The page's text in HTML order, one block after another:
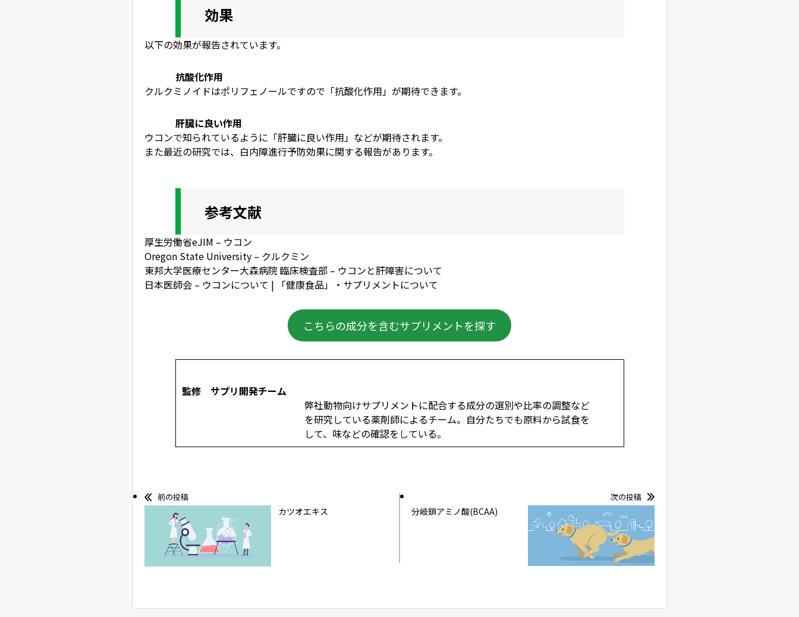
効果
以下の効果が報告されています。
抗酸化作用
クルクミノイドはポリフェノールですので「抗酸化作用」が期待できます。
肝臓に良い作用
ウコンで知られているように「肝臓に良い作用」などが期待されます。
また最近の研究では、白内障進行予防効果に関する報告があります。
参考文献
厚生労働省eJIM – ウコン
Oregon State University – クルクミン
東邦大学医療センター大森病院 臨床検査部 – ウコンと肝障害について
日本医師会 – ウコンについて | 「健康食品」・サプリメントについて
こちらの成分を含むサプリメントを探す
監修 サプリ開発チーム
弊社動物向けサプリメントに配合する成分の選別や比率の調整など
を研究している薬剤師によるチーム。自分たちでも原料から試食を
して、味などの確認をしている。
前の投稿
カツオエキス
次の投稿
分岐鎖アミノ酸(BCAA)